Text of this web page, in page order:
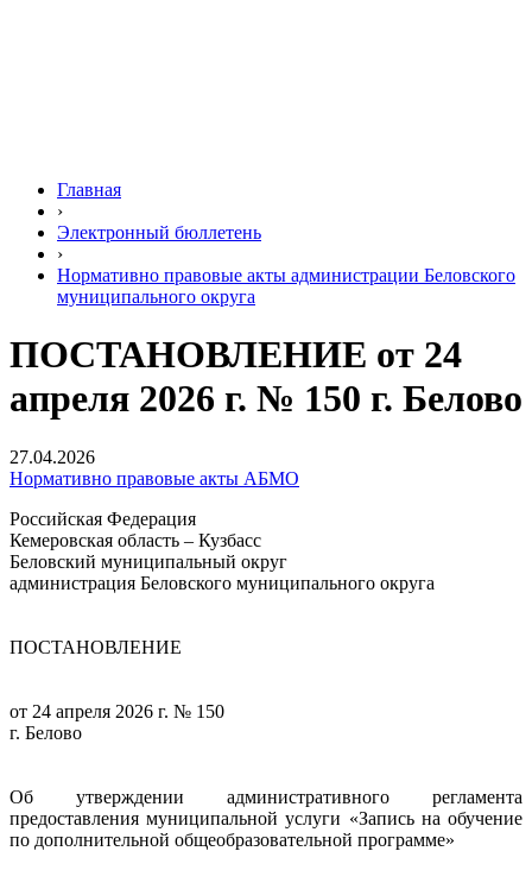
Главная
›
Электронный бюллетень
›
Нормативно правовые акты администрации Беловского
муниципального округа
ПОСТАНОВЛЕНИЕ от 24
апреля 2026 г. № 150 г. Белово
27.04.2026
Нормативно правовые акты АБМО
Российская Федерация
Кемеровская область – Кузбасс
Беловский муниципальный округ
администрация Беловского муниципального округа
ПОСТАНОВЛЕНИЕ
от 24 апреля 2026 г. № 150
г. Белово
Об утверждении административного регламента
предоставления муниципальной услуги «Запись на обучение
по дополнительной общеобразовательной программе»